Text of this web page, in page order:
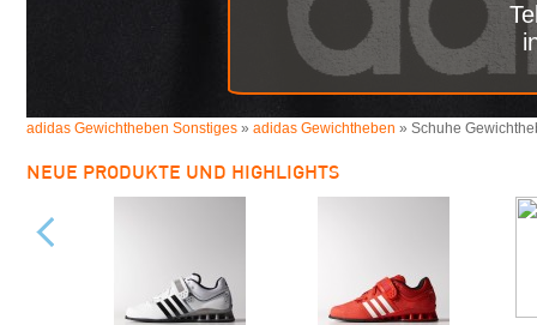
adidas Gewichtheben Sonstiges » adidas Gewichtheben » Schuhe
NEUE PRODUKTE UND HIGHLIGHTS